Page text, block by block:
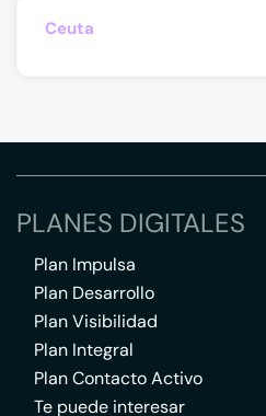
Ceuta
PLANES DIGITALES
Plan Impulsa
Plan Desarrollo
Plan Visibilidad
Plan Integral
Plan Contacto Activo
Te puede interesar